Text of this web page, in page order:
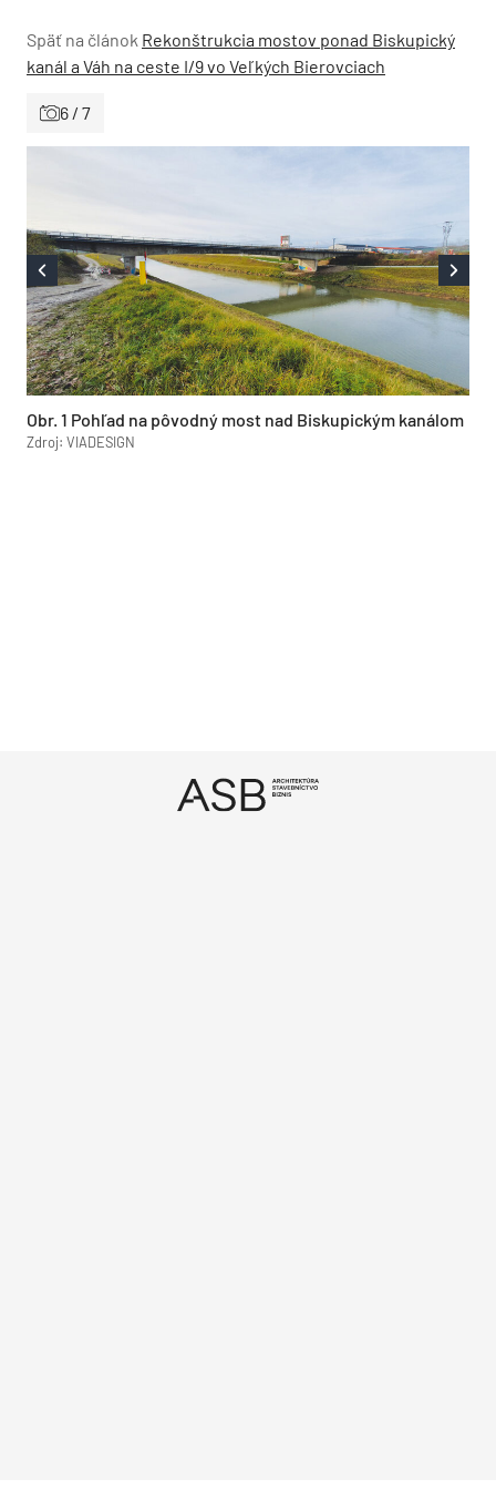
Späť na článok Rekonštrukcia mostov ponad Biskupický
kanál a Váh na ceste I/9 vo Veľkých Bierovciach
6 / 7
Obr. 1 Pohľad na pôvodný most nad Biskupickým kanálom
Zdroj: VIADESIGN